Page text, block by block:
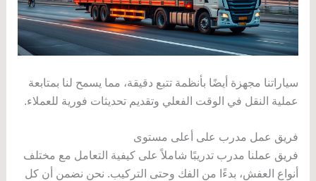
سياراتنا مجهزة أيضًا بأنظمة تتبع دقيقة، مما يسمح لنا بمتابعة
عملية النقل في الوقت الفعلي وتقديم تحديثات فورية للعملاء.
فريق عمل مدرب على أعلى مستوى
فريق عملنا مدرب تدريبًا شاملاً على كيفية التعامل مع مختلف
أنواع العفش، بدءًا من الفك وحتى التركيب. نحن نضمن أن كل